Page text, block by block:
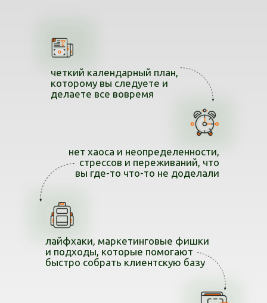
четкий календарный план,
которому вы следуете и
делаете все вовремя
нет хаоса и неопределенности,
стрессов и переживаний, что
вы где-то что-то не доделали
лайфхаки, маркетинговые фишки
и подходы, которые помогают
быстро собрать клиентскую базу